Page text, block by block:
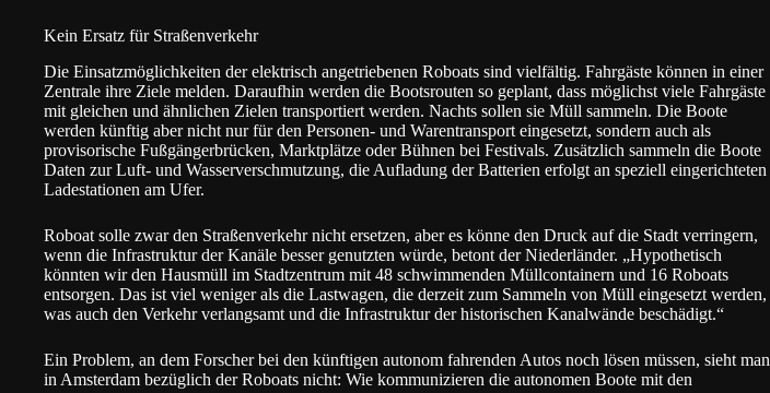
Kein Ersatz für Straßenverkehr
Die Einsatzmöglichkeiten der elektrisch angetriebenen Roboats sind vielfältig. Fahrgäste können in einer
Zentrale ihre Ziele melden. Daraufhin werden die Bootsrouten so geplant, dass möglichst viele Fahrgäste
mit gleichen und ähnlichen Zielen transportiert werden. Nachts sollen sie Müll sammeln. Die Boote
werden künftig aber nicht nur für den Personen- und Warentransport eingesetzt, sondern auch als
provisorische Fußgängerbrücken, Marktplätze oder Bühnen bei Festivals. Zusätzlich sammeln die Boote
Daten zur Luft- und Wasserverschmutzung, die Aufladung der Batterien erfolgt an speziell eingerichteten
Ladestationen am Ufer.
Roboat solle zwar den Straßenverkehr nicht ersetzen, aber es könne den Druck auf die Stadt verringern,
wenn die Infrastruktur der Kanäle besser genutzten würde, betont der Niederländer. „Hypothetisch
könnten wir den Hausmüll im Stadtzentrum mit 48 schwimmenden Müllcontainern und 16 Roboats
entsorgen. Das ist viel weniger als die Lastwagen, die derzeit zum Sammeln von Müll eingesetzt werden,
was auch den Verkehr verlangsamt und die Infrastruktur der historischen Kanalwände beschädigt.“
Ein Problem, an dem Forscher bei den künftigen autonom fahrenden Autos noch lösen müssen, sieht man
in Amsterdam bezüglich der Roboats nicht: Wie kommunizieren die autonomen Boote mit den